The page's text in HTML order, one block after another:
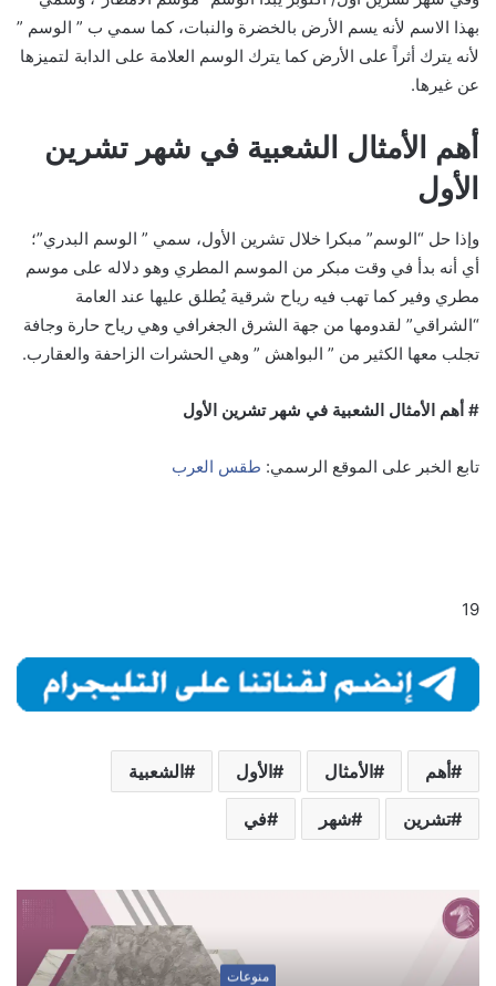
بهذا الاسم لأنه يسم الأرض بالخضرة والنبات، ‏كما سمي ب ” الوسم ”
لأنه يترك أثراً على الأرض كما يترك الوسم العلامة على الدابة لتميزها
عن غيرها.
أهم الأمثال الشعبية في شهر تشرين
الأول
وإذا حل “الوسم” مبكرا خلال تشرين الأول، سمي ” الوسم البدري”؛
أي أنه بدأ في وقت مبكر من الموسم المطري وهو دلاله على موسم
مطري وفير كما تهب فيه رياح شرقية يُطلق عليها عند العامة
“الشراقي” لقدومها من جهة الشرق الجغرافي وهي رياح حارة وجافة
تجلب معها الكثير من ” البواهش ” وهي الحشرات الزاحفة والعقارب.
# أهم الأمثال الشعبية في شهر تشرين الأول
تابع الخبر على الموقع الرسمي: طقس العرب
19
أهم الأمثال الأول الشعبية
تشرين شهر في
منوعات